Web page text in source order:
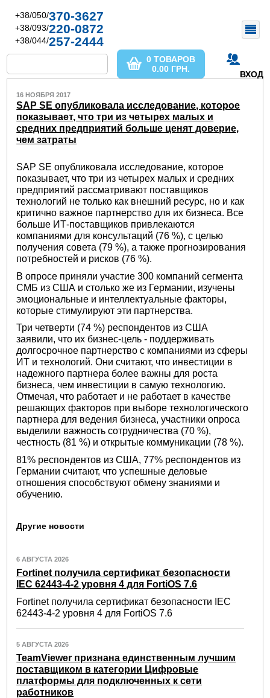
+38/050/370-3627
+38/093/220-0872
+38/044/257-2444
ВХОД
0 ТОВАРОВ
0.00 ГРН.
16 НОЯБРЯ 2017
SAP SE опубликовала исследование, которое
показывает, что три из четырех малых и
средних предприятий больше ценят доверие,
чем затраты
SAP SE опубликовала исследование, которое
показывает, что три из четырех малых и средних
предприятий рассматривают поставщиков
технологий не только как внешний ресурс, но и как
критично важное партнерство для их бизнеса. Все
больше ИТ-поставщиков привлекаются
компаниями для консультаций (76 %), с целью
получения совета (79 %), а также прогнозирования
потребностей и рисков (76 %).
В опросе приняли участие 300 компаний сегмента
СМБ из США и столько же из Германии, изучены
эмоциональные и интеллектуальные факторы,
которые стимулируют эти партнерства.
Три четверти (74 %) респондентов из США
заявили, что их бизнес-цель - поддерживать
долгосрочное партнерство с компаниями из сферы
ИТ и технологий. Они считают, что инвестиции в
надежного партнера более важны для роста
бизнеса, чем инвестиции в самую технологию.
Отмечая, что работает и не работает в качестве
решающих факторов при выборе технологического
партнера для ведения бизнеса, участники опроса
выделили важность сотрудничества (70 %),
честность (81 %) и открытые коммуникации (78 %).
81% респондентов из США, 77% респондентов из
Германии считают, что успешные деловые
отношения способствуют обмену знаниями и
обучению.
Другие новости
6 АВГУСТА 2026
Fortinet получила сертификат безопасности
IEC 62443-4-2 уровня 4 для FortiOS 7.6
Fortinet получила сертификат безопасности IEC
62443-4-2 уровня 4 для FortiOS 7.6
5 АВГУСТА 2026
TeamViewer признана единственным лучшим
поставщиком в категории Цифровые
платформы для подключенных к сети
работников